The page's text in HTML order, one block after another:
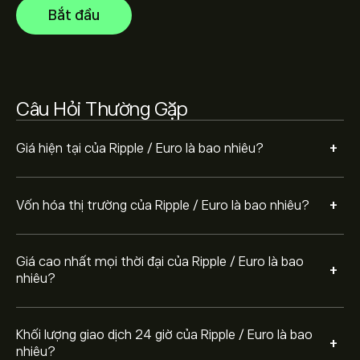
Bắt đầu
Câu Hỏi Thường Gặp
Giá hiện tại của Ripple / Euro là bao nhiêu? +
Vốn hóa thị trường của Ripple / Euro là bao nhiêu? +
Giá cao nhất mọi thời đại của Ripple / Euro là bao
nhiêu?
+
Khối lượng giao dịch 24 giờ của Ripple / Euro là bao
nhiêu?
+
Ripple / Euro có khối lượng giao dịch trong 24 giờ là (Dữ
liệu hiện không khả dụng)
và thu nhỏ để xem biến động giá lịch sử của Ripple /
Euro. Giá của Ripple / Euro dao động trong khoảng từ
(XRPEUR)" trên trang web eToro. Khi bạn đã tạo tài
cũng có thể đặt lệnh mua XRPEUR ở một mức giá cụ